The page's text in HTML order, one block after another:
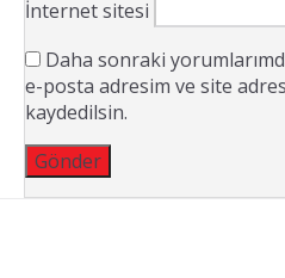
İnternet sitesi
Daha sonraki
e-posta adresim ve site
kaydedilsin.